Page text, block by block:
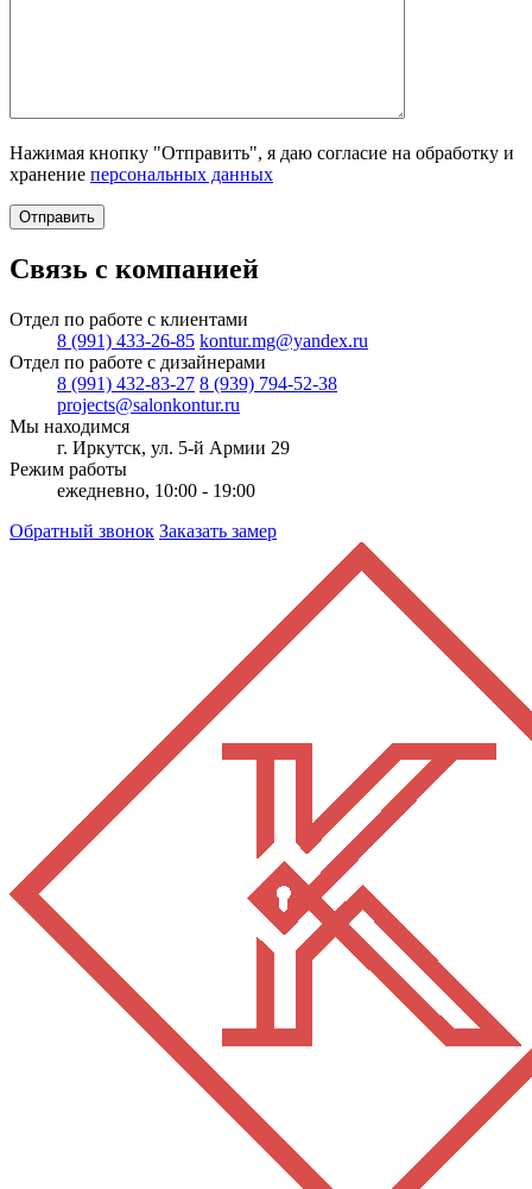
Нажимая кнопку "Отправить", я даю согласие на обработку и
хранение персональных данных
Отправить
Связь с компанией
Отдел по работе с клиентами
8 (991) 433-26-85 kontur.mg@yandex.ru
Отдел по работе с дизайнерами
8 (991) 432-83-27 8 (939) 794-52-38
projects@salonkontur.ru
Мы находимся
г. Иркутск, ул. 5-й Армии 29
Режим работы
ежедневно, 10:00 - 19:00
Обратный звонок Заказать замер